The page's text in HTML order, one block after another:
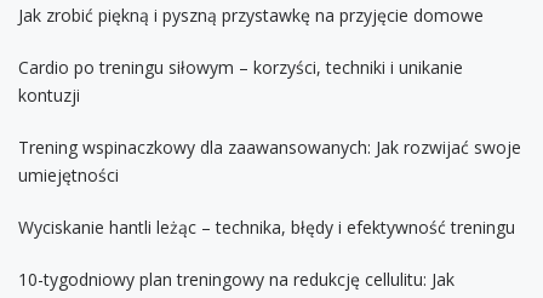
Jak zrobić piękną i pyszną przystawkę na przyjęcie domowe
Cardio po treningu siłowym – korzyści, techniki i unikanie
kontuzji
Trening wspinaczkowy dla zaawansowanych: Jak rozwijać swoje
umiejętności
Wyciskanie hantli leżąc – technika, błędy i efektywność treningu
10-tygodniowy plan treningowy na redukcję cellulitu: Jak